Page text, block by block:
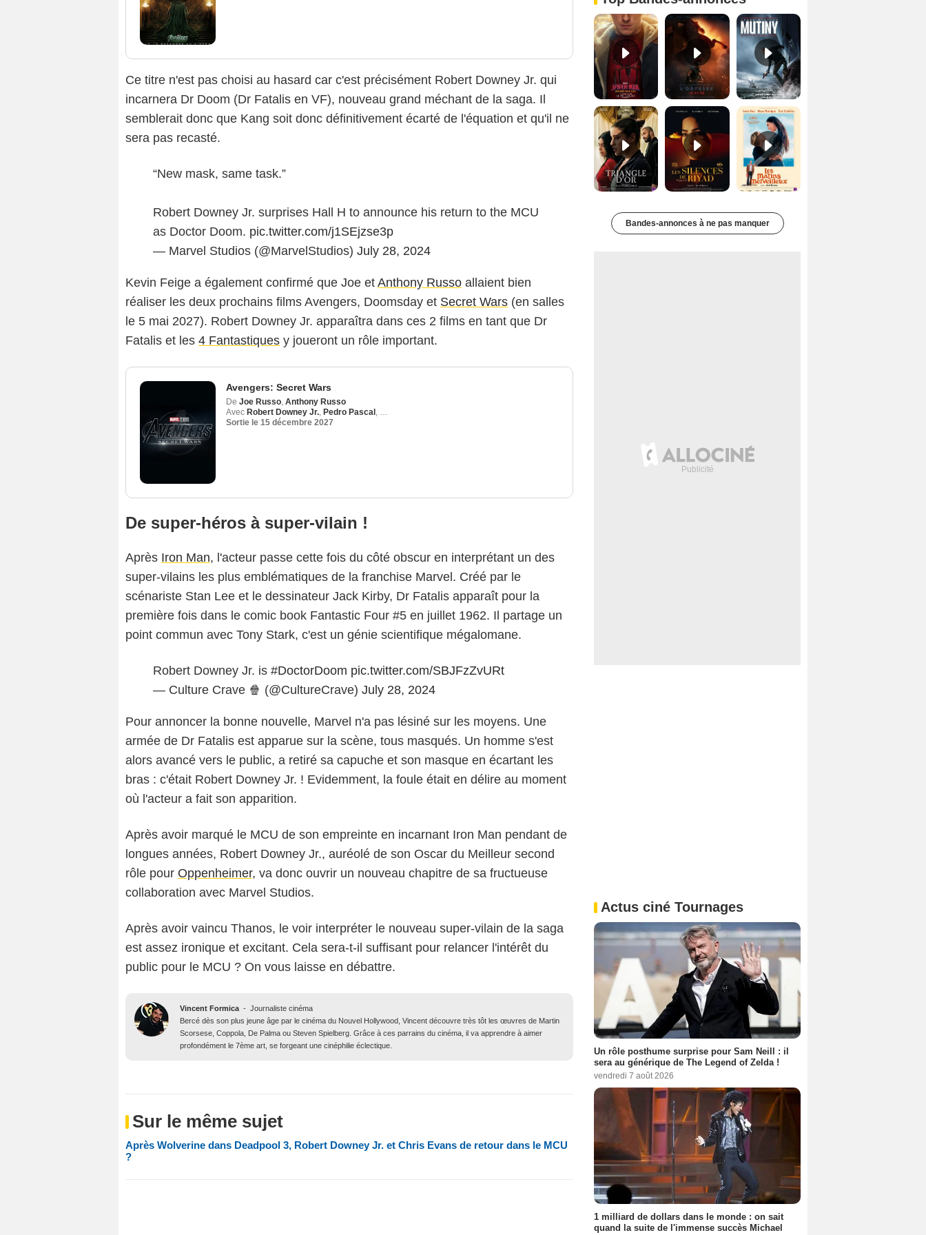
Ce titre n'est pas choisi au hasard car c'est précisément Robert Downey Jr. qui
incarnera Dr Doom (Dr Fatalis en VF), nouveau grand méchant de la saga. Il
semblerait donc que Kang soit donc définitivement écarté de l'équation et qu'il ne
sera pas recasté.
“New mask, same task.”
Robert Downey Jr. surprises Hall H to announce his return to the MCU
as Doctor Doom. pic.twitter.com/j1SEjzse3p
— Marvel Studios (@MarvelStudios) July 28, 2024
Kevin Feige a également confirmé que Joe et Anthony Russo allaient bien
réaliser les deux prochains films Avengers, Doomsday et Secret Wars (en salles
le 5 mai 2027). Robert Downey Jr. apparaîtra dans ces 2 films en tant que Dr
Fatalis et les 4 Fantastiques y joueront un rôle important.
Avengers: Secret Wars
De Joe Russo, Anthony Russo
Avec Robert Downey Jr., Pedro Pascal , Vanessa Kirby
Sortie le 15 décembre 2027
De super-héros à super-vilain !
Après Iron Man, l'acteur passe cette fois du côté obscur en interprétant un des
super-vilains les plus emblématiques de la franchise Marvel. Créé par le
scénariste Stan Lee et le dessinateur Jack Kirby, Dr Fatalis apparaît pour la
première fois dans le comic book Fantastic Four #5 en juillet 1962. Il partage un
point commun avec Tony Stark, c'est un génie scientifique mégalomane.
Robert Downey Jr. is #DoctorDoom pic.twitter.com/SBJFzZvURt
— Culture Crave 🍿 (@CultureCrave) July 28, 2024
Pour annoncer la bonne nouvelle, Marvel n'a pas lésiné sur les moyens. Une
armée de Dr Fatalis est apparue sur la scène, tous masqués. Un homme s'est
alors avancé vers le public, a retiré sa capuche et son masque en écartant les
bras : c'était Robert Downey Jr. ! Evidemment, la foule était en délire au moment
où l'acteur a fait son apparition.
Après avoir marqué le MCU de son empreinte en incarnant Iron Man pendant de
longues années, Robert Downey Jr., auréolé de son Oscar du Meilleur second
rôle pour Oppenheimer, va donc ouvrir un nouveau chapitre de sa fructueuse
collaboration avec Marvel Studios.
Après avoir vaincu Thanos, le voir interpréter le nouveau super-vilain de la saga
est assez ironique et excitant. Cela sera-t-il suffisant pour relancer l'intérêt du
public pour le MCU ? On vous laisse en débattre.
Vincent Formica - Journaliste cinéma
Bercé dès son plus jeune âge par le cinéma du Nouvel Hollywood, Vincent découvre très tôt les œuvres de Martin
Scorsese, Coppola, De Palma ou Steven Spielberg. Grâce à ces parrains du cinéma, il va apprendre à aimer
profondément le 7ème art, se forgeant une cinéphilie éclectique.
Sur le même sujet
Après Wolverine dans Deadpool 3, Robert Downey Jr. et Chris Evans de retour dans le MCU
?
Spider-Man: Brand New Day Bande-annonce VO STFR L'Odyssée Bande-annonce VO STFR
Les Silences de Riyad Bande-annonce VO STFR Les Matins merveilleux Bande-annonce VF
Bandes-annonces à ne pas manquer
Actus ciné Tournages
Un rôle posthume surprise pour Sam Neill : il
sera au générique de The Legend of Zelda !
vendredi 7 août 2026
1 milliard de dollars dans le monde : on sait
quand la suite de l'immense succès Michael